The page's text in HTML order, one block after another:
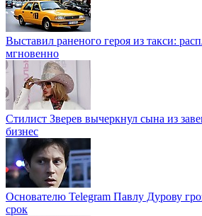
Выставил раненого героя из такси:
мгновенно
Стилист Зверев вычеркнул сына из
бизнес
Основателю Telegram Павлу Дурову
срок